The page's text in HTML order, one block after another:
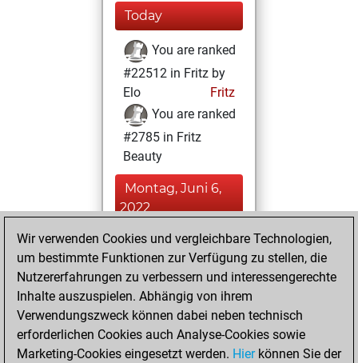
Today
You are ranked
#22512 in Fritz by
Elo
Fritz
You are ranked
#2785 in Fritz
Beauty
Montag, Juni 6,
2022
You achieved a
BeautyScore of 144
Fritz
achieved a new Elo
of 1486
Wir verwenden Cookies und vergleichbare Technologien,
um bestimmte Funktionen zur Verfügung zu stellen, die
Nutzererfahrungen zu verbessern und interessengerechte
Inhalte auszuspielen. Abhängig von ihrem
Verwendungszweck können dabei neben technisch
erforderlichen Cookies auch Analyse-Cookies sowie
Marketing-Cookies eingesetzt werden. Hierkönnen Sie der